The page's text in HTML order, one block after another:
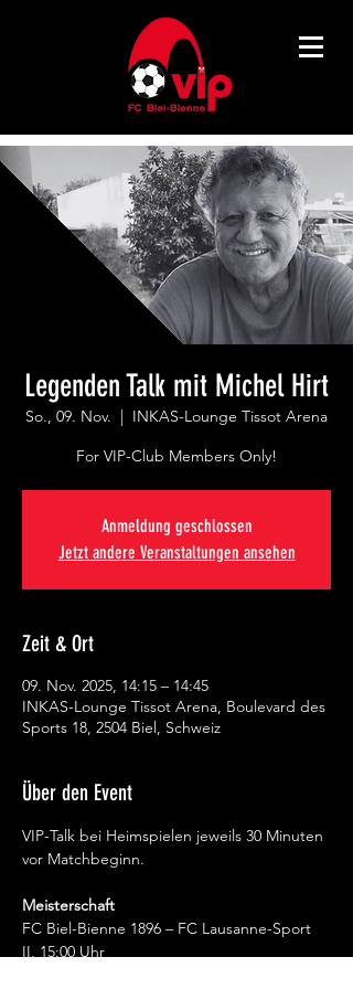
Legenden Talk mit Michel Hirt
So., 09. Nov.
  |
INKAS-Lounge Tissot Arena
For VIP-Club Members Only!
Anmeldung geschlossen
Jetzt andere Veranstaltungen ansehen
Zeit & Ort
09. Nov. 2025, 14:15 – 14:45
INKAS-Lounge Tissot Arena, Boulevard des
Sports 18, 2504 Biel, Schweiz
Über den Event
VIP-Talk bei Heimspielen jeweils 30 Minuten
vor Matchbeginn.
Meisterschaft
FC Biel-Bienne 1896 – FC Lausanne-Sport
II, 15:00 Uhr